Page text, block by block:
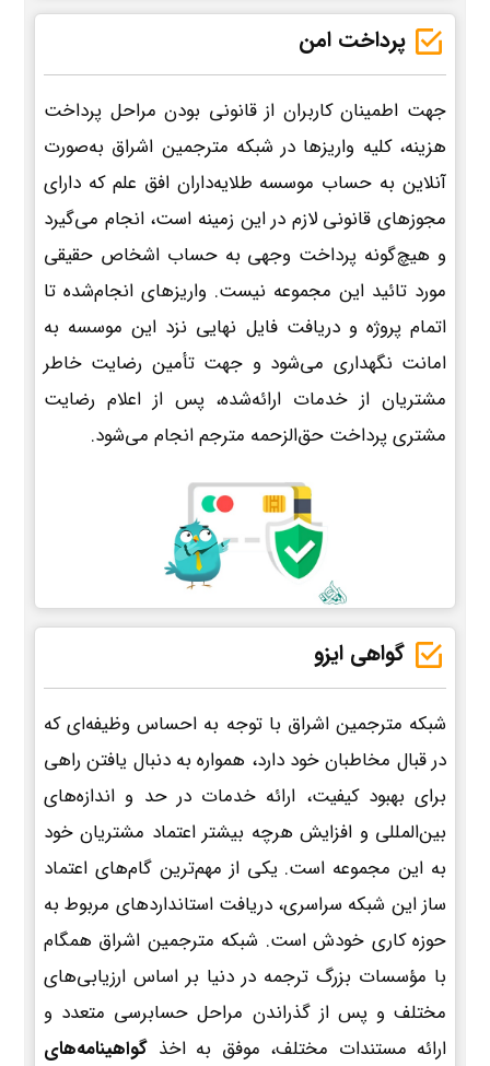
پرداخت امن
جهت اطمینان کاربران از قانونی بودن مراحل پرداخت
هزینه، کلیه واریزها در شبکه مترجمین اشراق به‌صورت
آنلاین به حساب موسسه طلایه‌داران افق علم که دارای
مجوزهای قانونی لازم در این زمینه است، انجام می‌گیرد
و هیچ‌گونه پرداخت وجهی به حساب اشخاص حقیقی
مورد تائید این مجموعه نیست. واریزهای انجام‌شده تا
اتمام پروژه و دریافت فایل نهایی نزد این موسسه به
امانت نگهداری می‌شود و جهت تأمین رضایت خاطر
مشتریان از خدمات ارائه‌شده، پس از اعلام رضایت
مشتری پرداخت حق‌الزحمه مترجم انجام می‌شود.
گواهی ایزو
شبکه مترجمین اشراق با توجه به احساس وظیفه‌ای که
در قبال مخاطبان خود دارد، همواره به دنبال یافتن راهی
برای بهبود کیفیت، ارائه خدمات در حد و اندازه‌های
بین‌المللی و افزایش هرچه بیشتر اعتماد مشتریان خود
به این مجموعه است. یکی از مهم‌ترین گام‌های اعتماد
ساز این شبکه سراسری، دریافت استانداردهای مربوط به
حوزه کاری خودش است. شبکه مترجمین اشراق همگام
با مؤسسات بزرگ ترجمه در دنیا بر اساس ارزیابی‌های
مختلف و پس از گذراندن مراحل حسابرسی متعدد و
ارائه مستندات مختلف، موفق به اخذ گواهینامه‌های